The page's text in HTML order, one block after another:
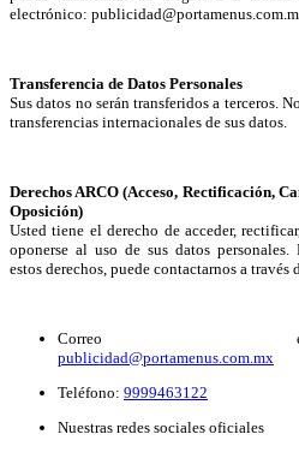
electrónico:
Transferencia de Datos Personales
Sus datos no serán transferidos a terceros.
transferencias internacionales de sus datos.
Derechos ARCO (Acceso, Rectificación,
Oposición)
Usted tiene el derecho de acceder,
oponerse al uso de sus datos personales.
estos derechos, puede contactarnos a través
Correo
publicidad@portamenus.com.mx
Teléfono: 9999463122
Nuestras redes sociales oficiales​